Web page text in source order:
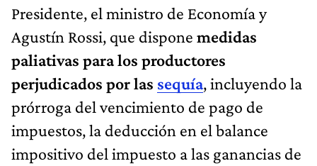
Presidente, el ministro de Economía y
Agustín Rossi, que dispone medidas
paliativas para los productores
perjudicados por las sequía, incluyendo la
prórroga del vencimiento de pago de
impuestos, la deducción en el balance
impositivo del impuesto a las ganancias de